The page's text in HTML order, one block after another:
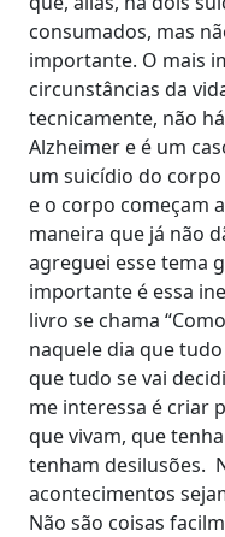
consumados, mas
importante. O mais
circunstâncias da
tecnicamente, não
Alzheimer e é um
um suicídio do
e o corpo começam
maneira que já não
agreguei esse tema
importante é essa
livro se chama
naquele dia que
que tudo se vai
me interessa é criar
que vivam, que
tenham desilusões.
acontecimentos
Não são coisas